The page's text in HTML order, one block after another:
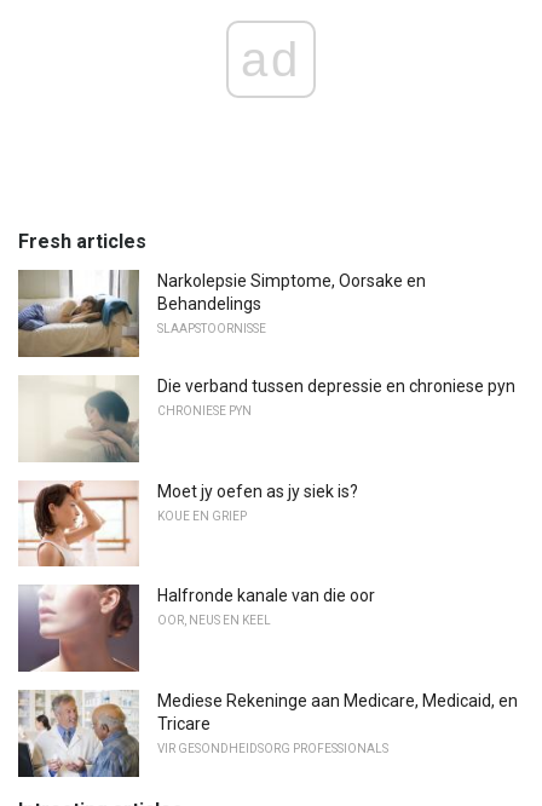
ad
Fresh articles
Narkolepsie Simptome, Oorsake en
Behandelings
SLAAPSTOORNISSE
Die verband tussen depressie en chroniese pyn
CHRONIESE PYN
Moet jy oefen as jy siek is?
KOUE EN GRIEP
Halfronde kanale van die oor
OOR, NEUS EN KEEL
Mediese Rekeninge aan Medicare, Medicaid, en
Tricare
VIR GESONDHEIDSORG PROFESSIONALS